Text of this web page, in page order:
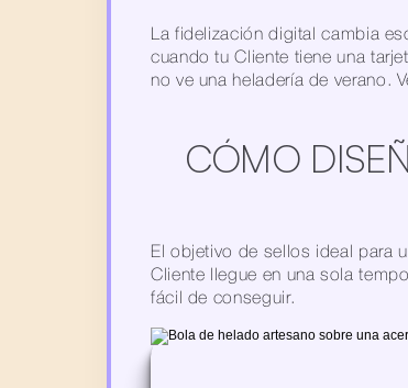
La fidelización digital cambia
cuando tu Cliente tiene una
no ve una heladería de verano.
CÓMO
El objetivo de sellos ideal para
Cliente llegue en una sola
fácil de conseguir.